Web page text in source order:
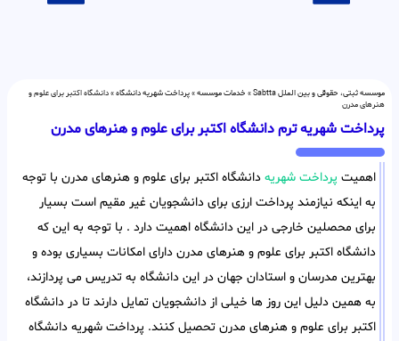
موسسه ثبتی، حقوقی و بین الملل Sabtta » خدمات موسسه»پرداخت شهریه دانشگاه»دانشگاه اکتبر برای علوم و
هنرهای مدرن
پرداخت شهریه ترم دانشگاه اکتبر برای علوم و هنرهای مدرن
اهمیت پرداخت شهریه دانشگاه اکتبر برای علوم و هنرهای مدرن با توجه
به اینکه نیازمند پرداخت ارزی برای دانشجویان غیر مقیم است بسیار
برای محصلین خارجی در این دانشگاه اهمیت دارد . با توجه به این که
دانشگاه اکتبر برای علوم و هنرهای مدرن دارای امکانات بسیاری بوده و
بهترین مدرسان و استادان جهان در این دانشگاه به تدریس می پردازند،
به همین دلیل این روز ها خیلی از دانشجویان تمایل دارند تا در دانشگاه
اکتبر برای علوم و هنرهای مدرن تحصیل کنند. پرداخت شهریه دانشگاه